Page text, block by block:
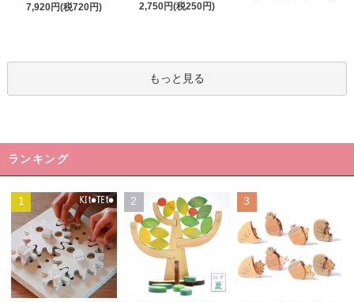
7,920円(税720円)
2,750円(税250円)
もっと見る
ランキング
1 2 3